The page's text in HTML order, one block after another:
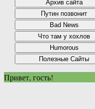
Привет, гость!